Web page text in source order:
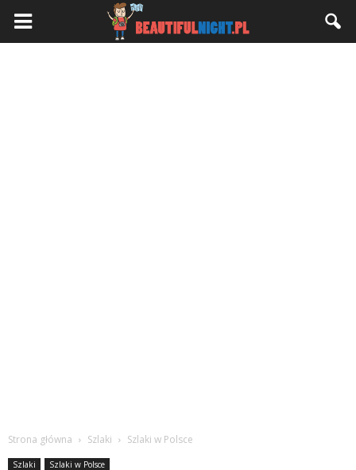
Strona główna Szlaki Szlaki w Polsce
Szlaki Szlaki w Polsce